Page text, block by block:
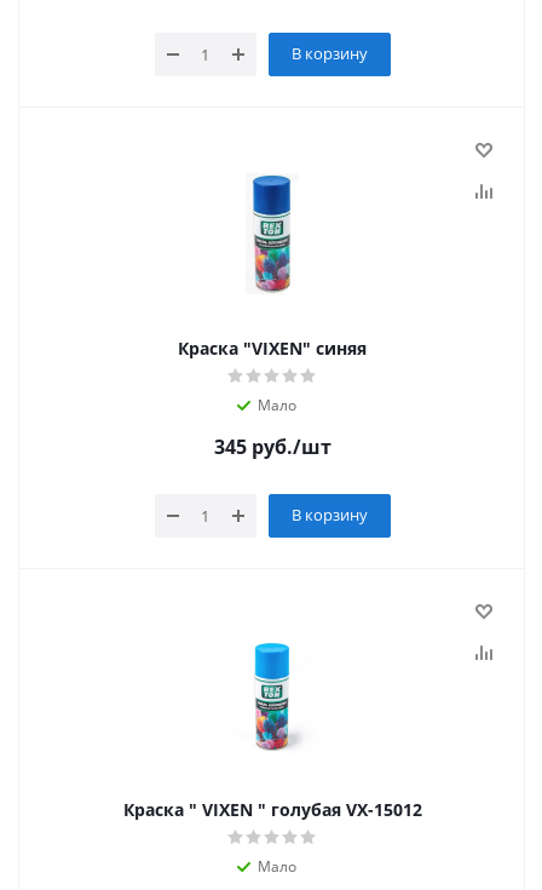
В корзину
Краска "VIXEN" синяя
Мало
345руб./шт
В корзину
Краска " VIXEN " голубая VX-15012
Мало